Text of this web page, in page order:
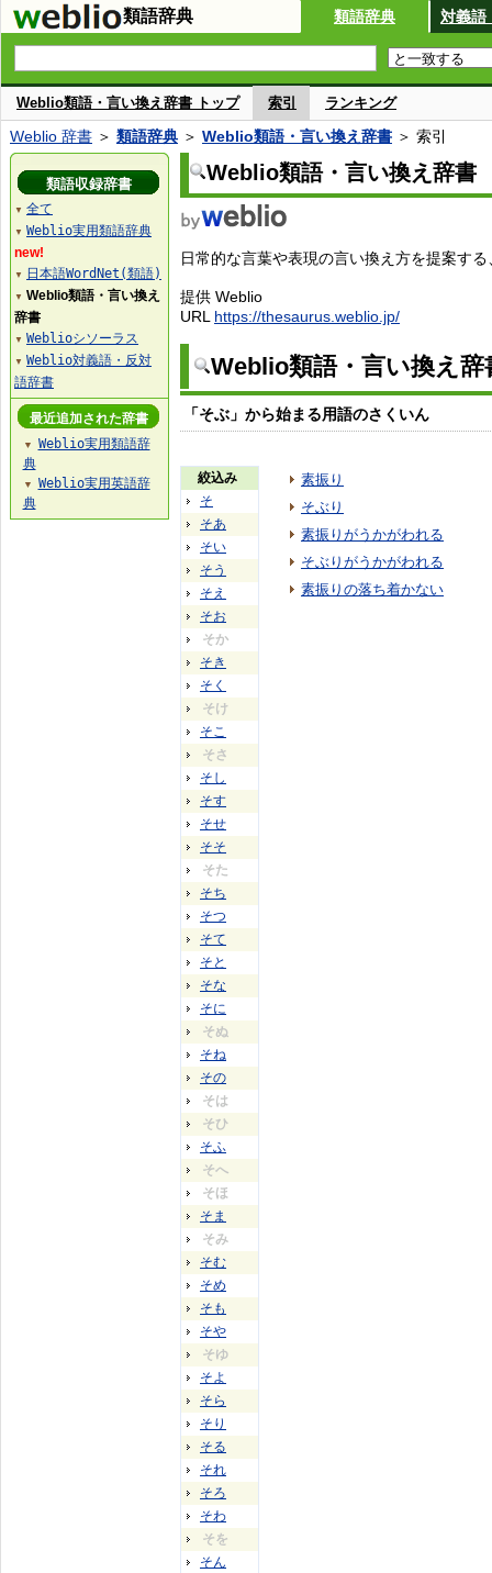
類語辞典 類語辞典 対義語
Weblio類語・言い換え辞書 トップ 索引 ランキング
Weblio 辞書 ＞ 類語辞典 ＞ Weblio類語・言い換え辞書 ＞ 索引
Weblio類語・言い換え辞書
日常的な言葉や表現の言い換え方を提案す
提供 Weblio
URL https://thesaurus.weblio.jp/
Weblio類語・言い換え
「そぶ」から始まる用語のさくいん
絞込み
そ
そあ
そい
そう
そえ
そお
そか
そき
そく
そけ
そこ
そさ
そし
そす
そせ
そそ
そた
そち
そつ
そて
そと
そな
そに
そぬ
そね
その
そは
そひ
そふ
そへ
そほ
そま
そみ
そむ
そめ
そも
そや
そゆ
そよ
そら
そり
そる
それ
そろ
そわ
そを
そん
素振り
そぶり
素振りがうかがわれる
そぶりがうかがわれる
素振りの落ち着かない
類語収録辞書
▼ 全て
▼ Weblio実用類語辞典
new!
▼ 日本語WordNet(類語)
▼ Weblio類語・言い換え
辞書
▼ Weblioシソーラス
▼ Weblio対義語・反対
語辞書
最近追加された辞書
▼
Weblio実用類語辞
典
▼
Weblio実用英語辞
典